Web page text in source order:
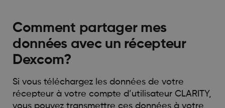
Comment partager mes
données avec un récepteur
Dexcom?
Si vous téléchargez les données de votre
récepteur à votre compte d’utilisateur CLARITY,
vous pouvez transmettre ces données à votre